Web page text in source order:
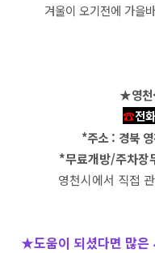
겨울이 오기전에 가을
★영
☎전
*주소 : 경북
*무료개방/주차장
영천시에서 직접
★도움이 되셨다면 많은